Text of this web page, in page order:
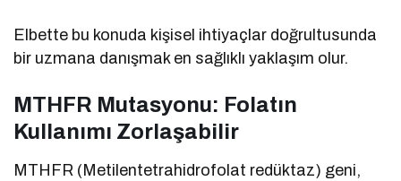
Elbette bu konuda kişisel ihtiyaçlar doğrultusunda
bir uzmana danışmak en sağlıklı yaklaşım olur.
MTHFR Mutasyonu: Folatın
Kullanımı Zorlaşabilir
MTHFR (Metilentetrahidrofolat redüktaz) geni,